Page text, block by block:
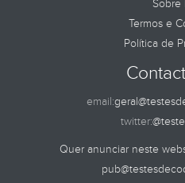
Sobre
Termos e
Política de
email:
twitter:
Quer anunciar neste